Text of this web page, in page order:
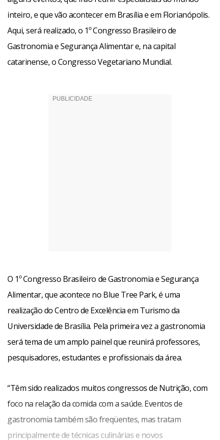
Vegetariana Brasileira (SVB), o evento bienal, está em sua
36ª edição.
Este Congresso espera reunir cerca de 70 palestrantes
brasileiros e estrangeiros, entre os quais, nutricionistas,
instrutores de ioga e representantes de diversas escolas e
“Os temas tratados vão desde a adequação nutricional da
dieta vegetariana e a fundamentação ética, religiosa e
filosófica do vegetarianismo ao impacto da dieta centrada
planeta”, comenta Marly Winckler, presidente da Sociedade
Vegetariana Brasileira e organizadora do evento.
Informações no site www.svb.org.br.
inteiro, e que vão acontecer em Brasília e em Florianópolis.
Aqui, será realizado, o 1º Congresso Brasileiro de
Gastronomia e Segurança Alimentar e, na capital
catarinense, o Congresso Vegetariano Mundial.
O 1º Congresso Brasileiro de Gastronomia e Segurança
Alimentar, que acontece no Blue Tree Park, é uma
realização do Centro de Excelência em Turismo da
Universidade de Brasília. Pela primeira vez a gastronomia
será tema de um amplo painel que reunirá professores,
pesquisadores, estudantes e profissionais da área.
“Têm sido realizados muitos congressos de Nutrição, com
foco na relação da comida com a saúde. Eventos de
gastronomia também são freqüentes, mas tratam
principalmente de técnicas culinárias e novos